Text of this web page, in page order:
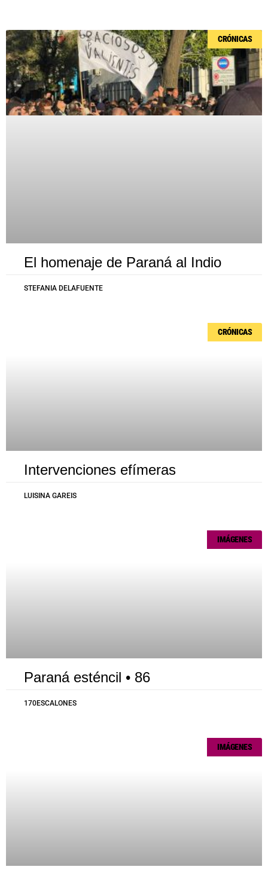
CRÓNICAS
El homenaje de Paraná al Indio
STEFANIA DELAFUENTE
CRÓNICAS
Intervenciones efímeras
LUISINA GAREIS
IMÁGENES
Paraná esténcil • 86
170ESCALONES
IMÁGENES
Página
Página
Página
Página
Página